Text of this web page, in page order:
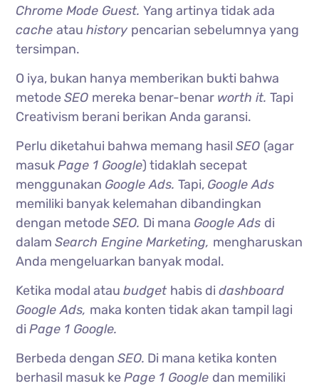
Chrome Mode Guest.Yang artinya tidak ada
cacheatauhistory pencarian sebelumnya yang
tersimpan.
O iya, bukan hanya memberikan bukti bahwa
metodeSEO mereka benar-benar worth it.Tapi
Creativism berani berikan Anda garansi.
Perlu diketahui bahwa memang hasilSEO (agar
masukPage 1 Google) tidaklah secepat
menggunakan Google Ads.Tapi, Google Ads
memiliki banyak kelemahan dibandingkan
dengan metodeSEO. Di mana Google Ads di
dalamSearch Engine Marketing, mengharuskan
Anda mengeluarkan banyak modal.
Ketika modal ataubudget habis didashboard
Google Ads, maka konten tidak akan tampil lagi
diPage 1 Google.
Berbeda denganSEO. Di mana ketika konten
berhasil masuk kePage 1 Google dan memiliki